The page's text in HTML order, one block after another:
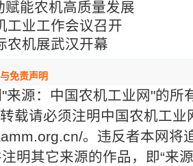
赋能农机高质量发展
工业工作会议召开
农机展武汉开幕
免责声明
来源：中国农机工业网"的所
载请必须注明中国农机工业
。违反者本网将
明其它来源的作品，即“来